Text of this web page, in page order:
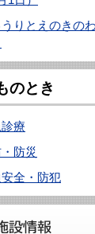
うりとえのきの
のとき
療
防災
全・防犯